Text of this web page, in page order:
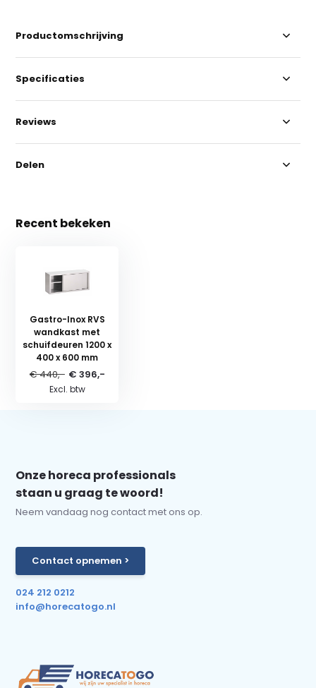
Productomschrijving
Specificaties
Reviews
Delen
Recent bekeken
Gastro-Inox RVS
wandkast met
schuifdeuren 1200 x
400 x 600 mm
€ 440,- € 396,-
Excl. btw
Onze horeca professionals
staan u graag te woord!
Neem vandaag nog contact met ons op.
Contact opnemen >
024 212 0212
info@horecatogo.nl